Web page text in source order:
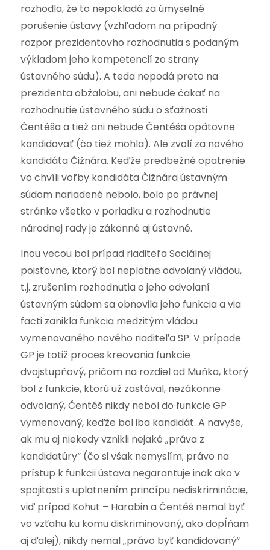
rozhodla, že to nepokladá za úmyselné
porušenie ústavy (vzhľadom na prípadný
rozpor prezidentovho rozhodnutia s podaným
výkladom jeho kompetencií zo strany
ústavného súdu). A teda nepodá preto na
prezidenta obžalobu, ani nebude čakať na
rozhodnutie ústavného súdu o sťažnosti
Čentéša a tiež ani nebude Čentéša opätovne
kandidovať (čo tiež mohla). Ale zvolí za nového
kandidáta Čižnára. Keďže predbežné opatrenie
vo chvíli voľby kandidáta Čižnára ústavným
súdom nariadené nebolo, bolo po právnej
stránke všetko v poriadku a rozhodnutie
národnej rady je zákonné aj ústavné.
Inou vecou bol prípad riaditeľa Sociálnej
poisťovne, ktorý bol neplatne odvolaný vládou,
t.j. zrušením rozhodnutia o jeho odvolaní
ústavným súdom sa obnovila jeho funkcia a via
facti zanikla funkcia medzitým vládou
vymenovaného nového riaditeľa SP. V prípade
GP je totiž proces kreovania funkcie
dvojstupňový, pričom na rozdiel od Muňka, ktorý
bol z funkcie, ktorú už zastával, nezákonne
odvolaný, Čentéš nikdy nebol do funkcie GP
vymenovaný, keďže bol iba kandidát. A navyše,
ak mu aj niekedy vznikli nejaké „práva z
kandidatúry“ (čo si však nemyslím; právo na
prístup k funkcii ústava negarantuje inak ako v
spojitosti s uplatnením princípu nediskriminácie,
viď prípad Kohut – Harabin a Čentéš nemal byť
vo vzťahu ku komu diskriminovaný, ako dopĺňam
aj ďalej), nikdy nemal „právo byť kandidovaný“